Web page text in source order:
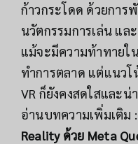
ก้าวกระโดด ด้วยกา
นวัตกรรมการเล่น แ
แม้จะมีความท้าทายใ
ทำการตลาด แต่แนวโ
VR ก็ยังคงสดใสและ
อ่านบทความเพิ่มเติม :
Reality ด้วย Meta